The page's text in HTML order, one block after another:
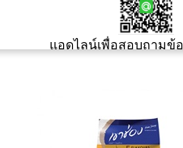
แอดไลน์เพื่อสอบถามข้